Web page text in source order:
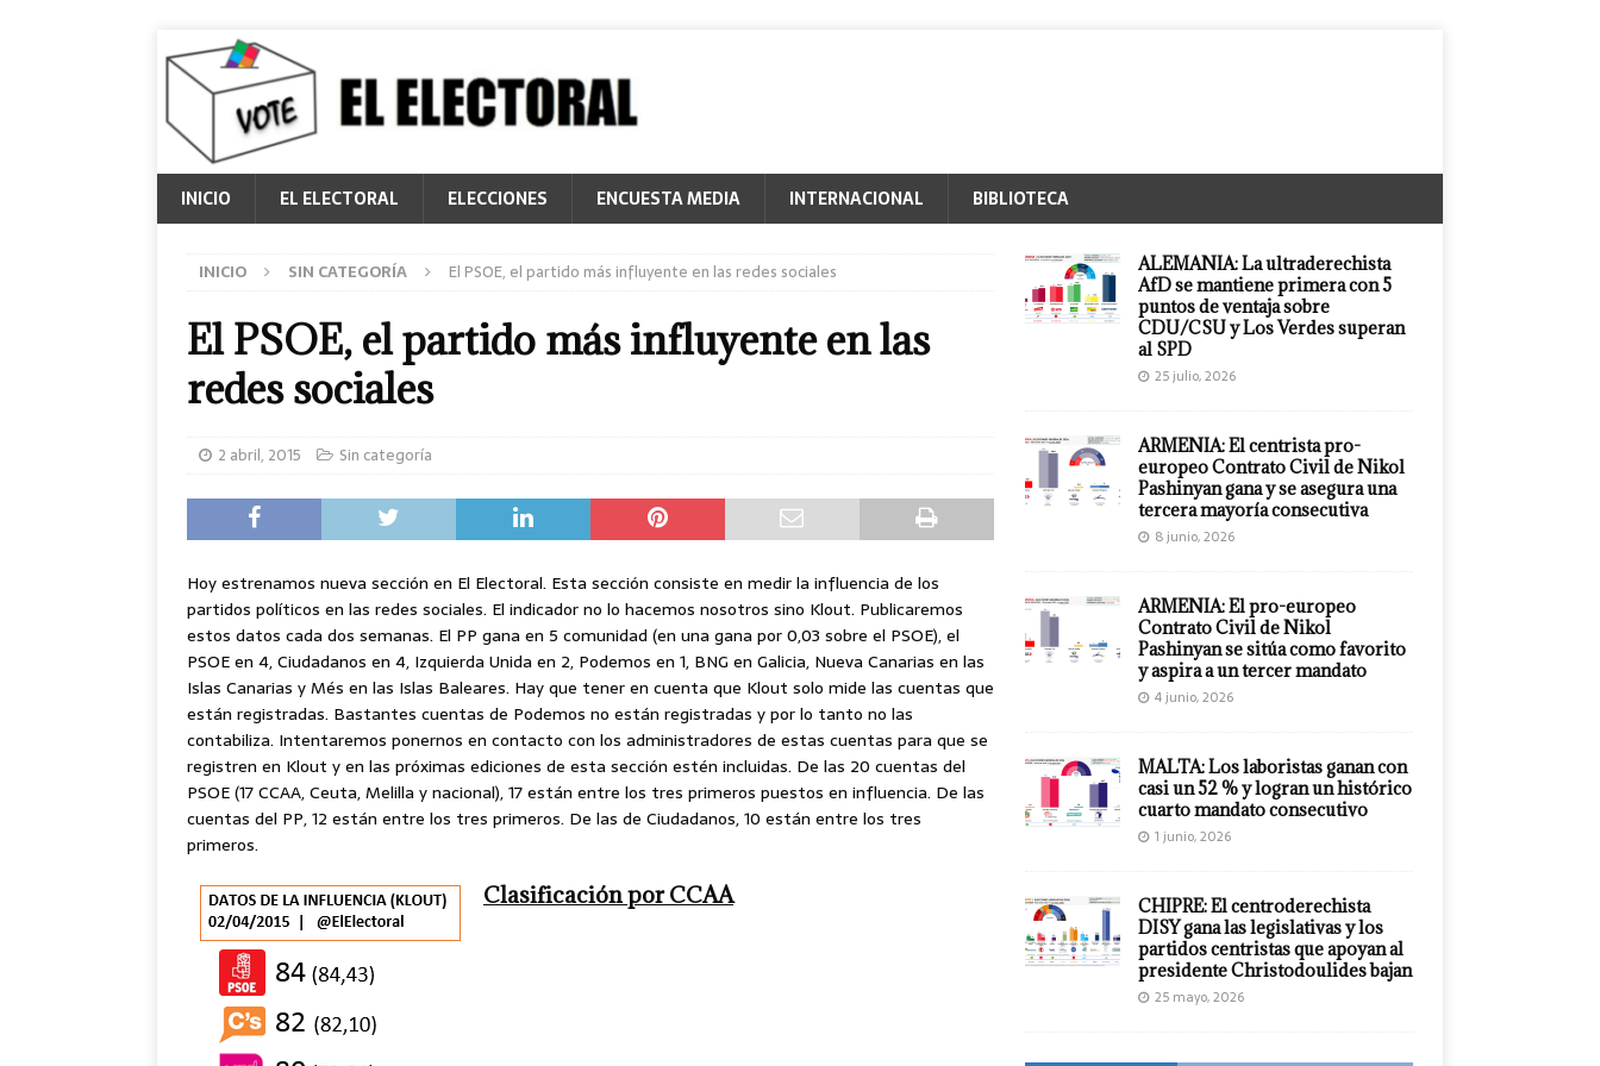
INICIO EL ELECTORAL ELECCIONES ENCUESTA MEDIA INTERNACIONAL BIBLIOTECA
INICIO SIN CATEGORÍA El PSOE, el partido más influyente en las redes sociales
El PSOE, el partido más influyente en las
redes sociales
2 abril, 2015 Sin categoría
Hoy estrenamos nueva sección en El Electoral. Esta sección consiste en medir la influencia de los
partidos políticos en las redes sociales. El indicador no lo hacemos nosotros sino Klout. Publicaremos
estos datos cada dos semanas. El PP gana en 5 comunidad (en una gana por 0,03 sobre el PSOE), el
PSOE en 4, Ciudadanos en 4, Izquierda Unida en 2, Podemos en 1, BNG en Galicia, Nueva Canarias en las
Islas Canarias y Més en las Islas Baleares. Hay que tener en cuenta que Klout solo mide las cuentas que
están registradas. Bastantes cuentas de Podemos no están registradas y por lo tanto no las
contabiliza. Intentaremos ponernos en contacto con los administradores de estas cuentas para que se
registren en Klout y en las próximas ediciones de esta sección estén incluidas. De las 20 cuentas del
PSOE (17 CCAA, Ceuta, Melilla y nacional), 17 están entre los tres primeros puestos en influencia. De las
cuentas del PP, 12 están entre los tres primeros. De las de Ciudadanos, 10 están entre los tres
primeros.
Clasificación por CCAA
ALEMANIA: La ultraderechista
AfD se mantiene primera con 5
puntos de ventaja sobre
CDU/CSU y Los Verdes superan
al SPD
25 julio, 2026
ARMENIA: El centrista pro-
europeo Contrato Civil de Nikol
Pashinyan gana y se asegura una
tercera mayoría consecutiva
8 junio, 2026
ARMENIA: El pro-europeo
Contrato Civil de Nikol
Pashinyan se sitúa como favorito
y aspira a un tercer mandato
4 junio, 2026
MALTA: Los laboristas ganan con
casi un 52 % y logran un histórico
cuarto mandato consecutivo
1 junio, 2026
CHIPRE: El centroderechista
DISY gana las legislativas y los
partidos centristas que apoyan al
presidente Christodoulides bajan
25 mayo, 2026